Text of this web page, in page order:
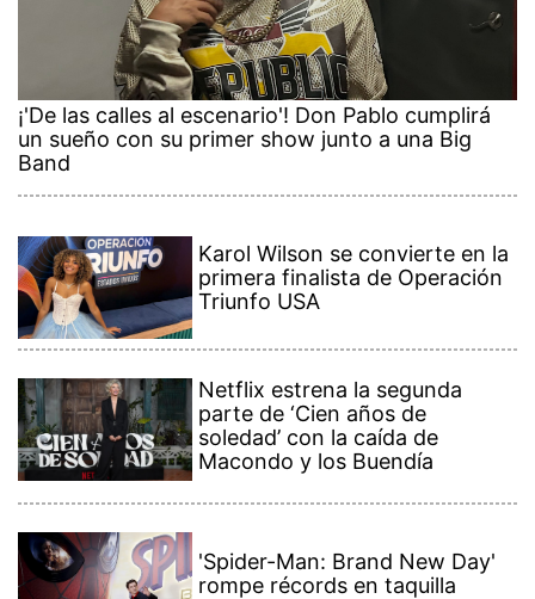
¡'De las calles al escenario'! Don Pablo cumplirá
un sueño con su primer show junto a una Big
Band
Karol Wilson se convierte en la
primera finalista de Operación
Triunfo USA
Netflix estrena la segunda
parte de ‘Cien años de
soledad’ con la caída de
Macondo y los Buendía
'Spider-Man: Brand New Day'
rompe récords en taquilla